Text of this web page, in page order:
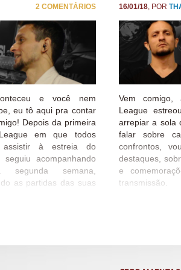
a noite...
2 COMENTÁRIOS
e você nem
eu tô aqui pra contar
Depois da primeira
em que todos
assistir à estreia do
acompanhando
semana,
as partidas das suas
16/01/18, POR
Vem comigo,
League
arrepiar a sola
falar sobre
confrontos,
destaques,
e
detalhes, tudo